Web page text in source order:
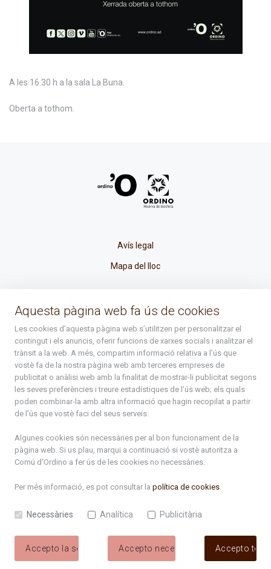
A les 16.30 h a la sala La Buna.
Oberta a tothom.
Avís legal
Mapa del lloc
atenciociutadana@ordino.ad
+376 878 100
De Dl. a Dv. : de 8 a 16h (els divendres a partir de l'1 de juny
fins al divendres de la setmana de Meritxell : de 8 a 14h)
Rep tota l'actualitat del Comú d'Ordino en el teu correu
Subscriu-te
Aquesta pàgina web fa ús de cookies
Les cookies d’aquesta pàgina web s’utilitzen per personalitzar el
contingut i els anuncis, oferir funcions de xarxes socials i analitzar el
trànsit a la web. A més, compartim informació relativa a l’ús que
vostè fa de la nostra pàgina web amb terceres empreses de
publicitat o anàlisi web amb la finalitat de mostrar-li publicitat segons
les seves preferències i treure estadístiques de l’ús web; els quals
poden combinar-la amb altra informació que hagin recopilat a partir
de l’ús que vostè faci del seus serveis.
Algunes cookies són necessàries per al bon funcionament de la
pàgina web. Si us plau, marqui a continuació si vostè autoritza a
Comú d'Ordino a fer ús de les cookies no necessàries.
Per més informació, es pot consultar la política de cookies.
Necessàries Analítica Publicitària
Accepto la selecció Accepto necessàries Accepto